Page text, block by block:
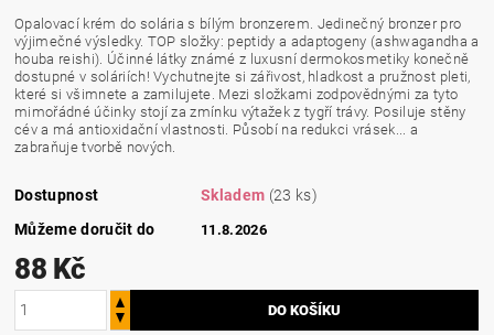
Opalovací krém do solária s bílým bronzerem. Jedinečný bronzer pro
výjimečné výsledky. TOP složky: peptidy a adaptogeny (ashwagandha a
houba reishi). Účinné látky známé z luxusní dermokosmetiky konečně
dostupné v soláriích! Vychutnejte si zářivost, hladkost a pružnost pleti,
které si všimnete a zamilujete. Mezi složkami zodpovědnými za tyto
mimořádné účinky stojí za zmínku výtažek z tygří trávy. Posiluje stěny
cév a má antioxidační vlastnosti. Působí na redukci vrásek... a
zabraňuje tvorbě nových.
Dostupnost Skladem (23 ks)
Můžeme doručit do
11.8.2026
88 Kč